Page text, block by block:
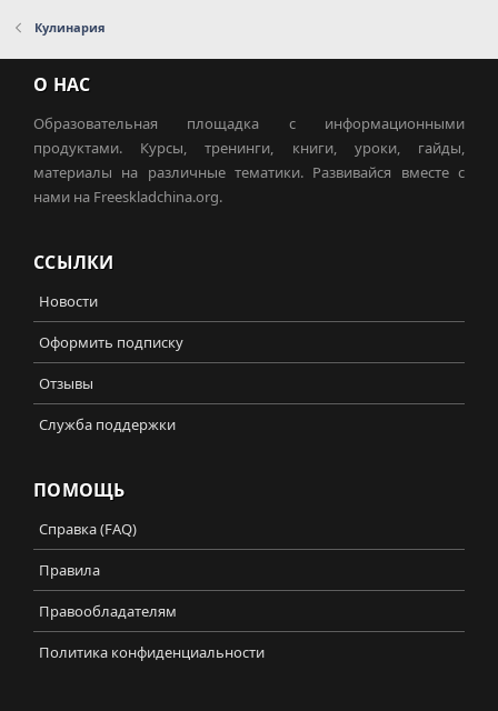
Кулинария
О НАС
Образовательная площадка с информационными
продуктами. Курсы, тренинги, книги, уроки, гайды,
материалы на различные тематики. Развивайся вместе с
нами на Freeskladchina.org.
ССЫЛКИ
Новости
Оформить подписку
Отзывы
Служба поддержки
ПОМОЩЬ
Справка (FAQ)
Правила
Правообладателям
Политика конфиденциальности